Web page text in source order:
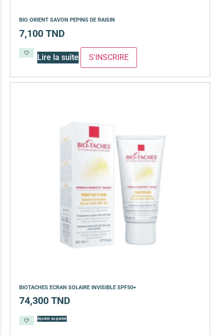
BIO ORIENT SAVON PEPINS DE RAISIN
7,100 TND
Lire la suite
BIOTACHES ECRAN SOLAIRE INVISIBLE SPF50+
74,300 TND
Ajouter au panier